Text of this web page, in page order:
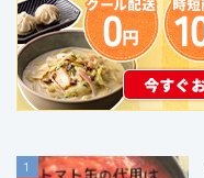
1